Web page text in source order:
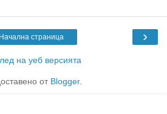
›
Начална страница
на уеб версията
от Blogger.